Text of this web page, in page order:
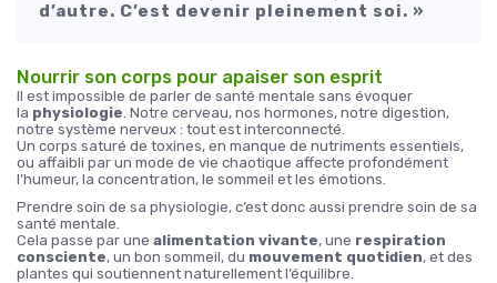
d’autre. C’est devenir pleinement soi. »
Nourrir son corps pour apaiser son esprit
Il est impossible de parler de santé mentale sans évoquer
la physiologie. Notre cerveau, nos hormones, notre digestion,
notre système nerveux : tout est interconnecté.
Un corps saturé de toxines, en manque de nutriments essentiels,
ou affaibli par un mode de vie chaotique affecte profondément
l’humeur, la concentration, le sommeil et les émotions.
Prendre soin de sa physiologie, c’est donc aussi prendre soin de sa
santé mentale.
Cela passe par une alimentation vivante, une respiration
consciente, un bon sommeil, du mouvement quotidien, et des
plantes qui soutiennent naturellement l’équilibre.